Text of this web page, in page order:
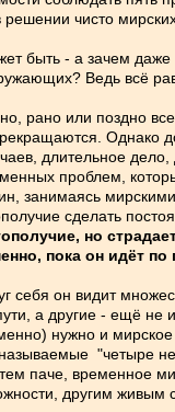
решении чисто
быть - а зачем
Ведь всё
рано или поздно
Однако
длительное
проблем,
занимаясь
сделать
но
пока он идёт
себя он видит
а другие - ещё не
нужно и
"четыре
паче, временное
другим живым